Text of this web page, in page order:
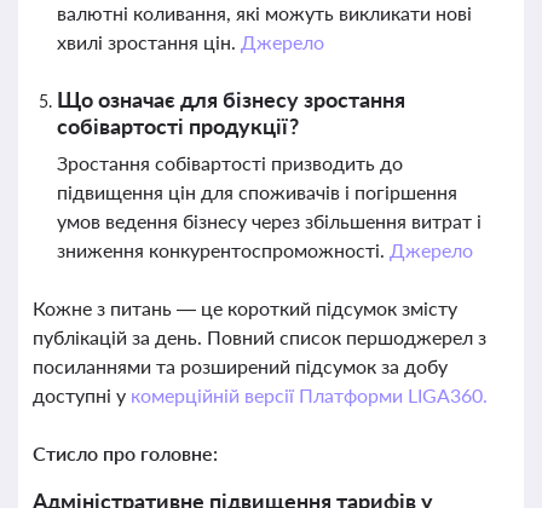
валютні коливання, які можуть викликати нові
хвилі зростання цін. Джерело
Що означає для бізнесу зростання
собівартості продукції?
Зростання собівартості призводить до
підвищення цін для споживачів і погіршення
умов ведення бізнесу через збільшення витрат і
зниження конкурентоспроможності. Джерело
Кожне з питань — це короткий підсумок змісту
публікацій за день. Повний список першоджерел з
посиланнями та розширений підсумок за добу
доступні у комерційній версії Платформи LIGA360.
Стисло про головне:
Адміністративне підвищення тарифів у